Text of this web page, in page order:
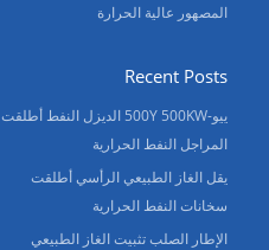
المصهور عالية الحرارة
Recent Posts
ييو-500Y 500KW الديزل النفط أطلقت
المراجل النفط الحرارية
يقل الغاز الطبيعي الرأسي أطلقت
سخانات النفط الحرارية
الإطار الصلب تثبيت الغاز الطبيعي